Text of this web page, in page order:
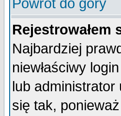
Powrót do góry
Najbardziej
niewłaściwy
lub administrator
się tak,